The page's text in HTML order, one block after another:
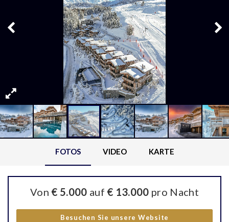
FOTOS VIDEO KARTE
Von € 5.000 auf € 13.000 pro Nacht
Besuchen Sie unsere Website